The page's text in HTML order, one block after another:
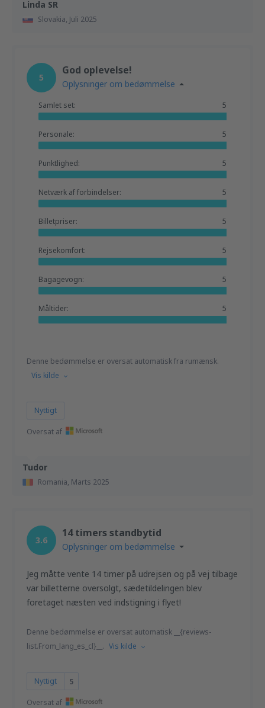
Linda SR
Slovakia, Juli 2025
Tudor
Romania, Marts 2025
5
God oplevelse!
Oplysninger om bedømmelse
Samlet set: 5
Personale: 5
Punktlighed: 5
Netværk af forbindelser: 5
Billetpriser: 5
Rejsekomfort: 5
Bagagevogn: 5
Måltider: 5
Denne bedømmelse er oversat automatisk fra rumænsk.
Vis kilde
Nyttigt
Oversat af
3.6
14 timers standbytid
Oplysninger om bedømmelse
Jeg måtte vente 14 timer på udrejsen og på vej tilbage
var billetterne oversolgt, sædetildelingen blev
foretaget næsten ved indstigning i flyet!
Denne bedømmelse er oversat automatisk __{reviews-
list.From_lang_es_cl}__. Vis kilde
Nyttigt 5
Oversat af